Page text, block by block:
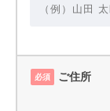
必須 ご住所